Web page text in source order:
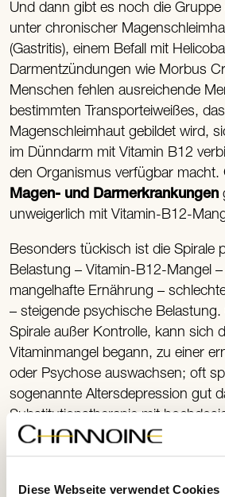
Diese Webseite verwendet Cookies
Und dann gibt es noch die
unter chronischer
(Gastritis), einem Befall mit
Darmentzündungen wie Morbus
Menschen fehlen ausreichende
bestimmten Transporteiweißes,
Magenschleimhaut gebildet wird,
im Dünndarm mit Vitamin B12
den Organismus verfügbar macht.
Magen- und Darmerkrankungen
unweigerlich mit Vitamin-B12-
Besonders tückisch ist die Spirale
Belastung – Vitamin-B12-Mangel
mangelhafte Ernährung –
– steigende psychische Belastung.
Spirale außer Kontrolle, kann sich
Vitaminmangel begann, zu einer
oder Psychose auswachsen; oft
sogenannte Altersdepression gut
Substitutionstherapie mit
(2 x täglich 1.000 Mikrogramm;
Arztkonsultation!) ist deshalb in